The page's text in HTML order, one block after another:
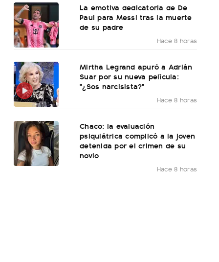
La emotiva dedicatoria de De
Paul para Messi tras la muerte
de su padre
Hace 8 horas
Mirtha Legrand apuró a Adrián
Suar por su nueva película:
"¿Sos narcisista?"
Hace 8 horas
Chaco: la evaluación
psiquiátrica complicó a la joven
detenida por el crimen de su
novio
Hace 8 horas